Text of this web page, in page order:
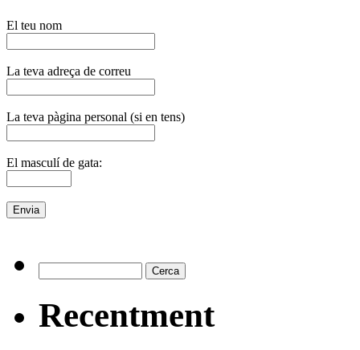
El teu nom
La teva adreça de correu
La teva pàgina personal (si en tens)
El masculí de gata:
Recentment